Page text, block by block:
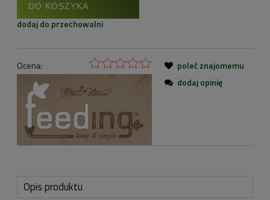
DO KOSZYKA
dodaj do przechowalni
Ocena:
poleć znajomemu
dodaj opinię
Opis produktu